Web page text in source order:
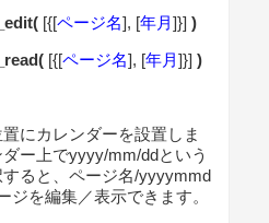
[{[ページ名], [年月]}])
[{[ページ名], [年月]}])
にカレンダーを設置しま
ー上でyyyy/mm/ddという
すると、ページ名/yyyymmd
ジを編集／表示できます。